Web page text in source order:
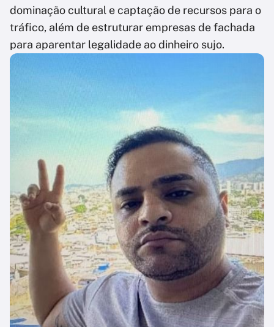
dominação cultural e captação de recursos para o
tráfico, além de estruturar empresas de fachada
para aparentar legalidade ao dinheiro sujo.